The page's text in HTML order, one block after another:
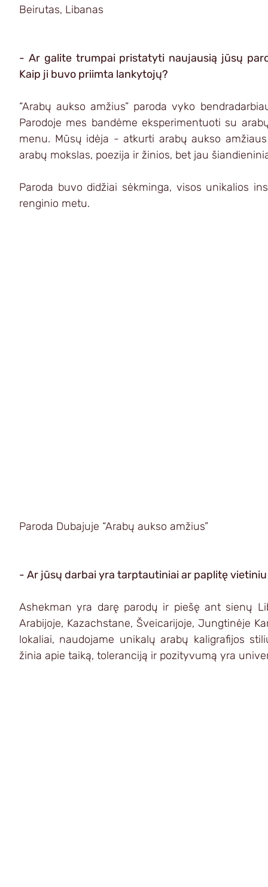
Beirutas, Libanas
- Ar galite trumpai pristatyti naujausią jūsų
Kaip ji buvo priimta lankytojų?
“Arabų aukso amžius” paroda vyko
Parodoje mes bandėme eksperimentuoti su
menu. Mūsų idėja - atkurti arabų aukso
arabų mokslas, poezija ir žinios, bet jau
Paroda buvo didžiai sėkminga, visos unikalios
renginio metu.
Paroda Dubajuje “Arabų aukso amžius”
- Ar jūsų darbai yra tarptautiniai ar paplitę
Ashekman yra darę parodų ir piešę ant sienų
Arabijoje, Kazachstane, Šveicarijoje, Jungtinėje
lokaliai, naudojame unikalų arabų kaligrafijos
žinia apie taiką, toleranciją ir pozityvumą yra